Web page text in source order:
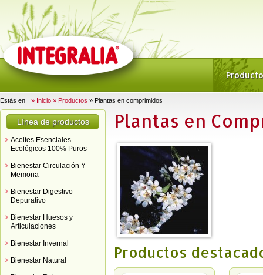
Estás en » Inicio » Productos » Plantas en comprimidos
Línea de productos
Aceites Esenciales
Ecológicos 100% Puros
Bienestar Circulación Y
Memoria
Bienestar Digestivo
Depurativo
Bienestar Huesos y
Articulaciones
Bienestar Invernal
Bienestar Natural
Plantas en
Productos